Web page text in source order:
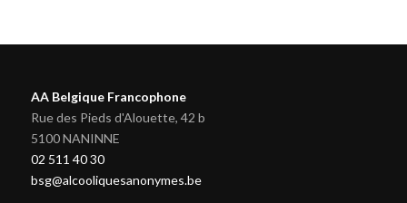
AA Belgique Francophone
Rue des Pieds d'Alouette, 42 b
5100 NANINNE
02 511 40 30
bsg@alcooliquesanonymes.be